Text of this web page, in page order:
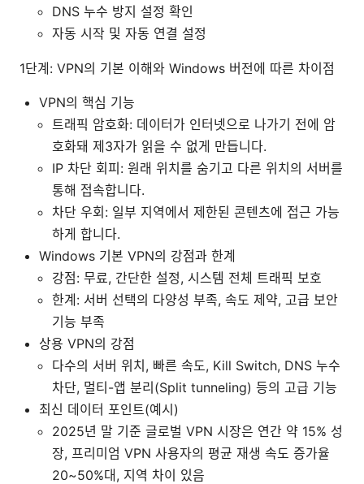
DNS 누수 방지 설정 확인
자동 시작 및 자동 연결 설정
1단계: VPN의 기본 이해와 Windows 버전에 따른 차이점
VPN의 핵심 기능
트래픽 암호화: 데이터가 인터넷으로 나가기 전에 암
호화돼 제3자가 읽을 수 없게 만듭니다.
IP 차단 회피: 원래 위치를 숨기고 다른 위치의 서버를
통해 접속합니다.
차단 우회: 일부 지역에서 제한된 콘텐츠에 접근 가능
하게 합니다.
Windows 기본 VPN의 강점과 한계
강점: 무료, 간단한 설정, 시스템 전체 트래픽 보호
한계: 서버 선택의 다양성 부족, 속도 제약, 고급 보안
기능 부족
상용 VPN의 강점
다수의 서버 위치, 빠른 속도, Kill Switch, DNS 누수
차단, 멀티-앱 분리(Split tunneling) 등의 고급 기능
최신 데이터 포인트(예시)
2025년 말 기준 글로벌 VPN 시장은 연간 약 15% 성
장, 프리미엄 VPN 사용자의 평균 재생 속도 증가율
20~50%대, 지역 차이 있음